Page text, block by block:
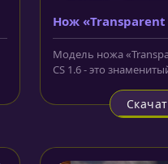
Нож «Transparent
Модель ножа
CS 1.6 - это